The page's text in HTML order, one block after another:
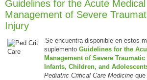
Guidelines for the Acute Medical
Management of Severe
Injury
Se encuentra disponible en estos
suplemento Guidelines for the
Management of Severe
Infants, Children, and
Pediatric Critical Care Medicine que